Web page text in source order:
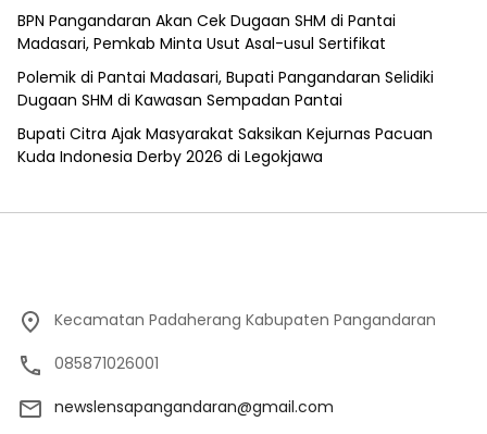
BPN Pangandaran Akan Cek Dugaan SHM di Pantai
Madasari, Pemkab Minta Usut Asal-usul Sertifikat
Polemik di Pantai Madasari, Bupati Pangandaran Selidiki
Dugaan SHM di Kawasan Sempadan Pantai
Bupati Citra Ajak Masyarakat Saksikan Kejurnas Pacuan
Kuda Indonesia Derby 2026 di Legokjawa
Kecamatan Padaherang Kabupaten Pangandaran
085871026001
newslensapangandaran@gmail.com